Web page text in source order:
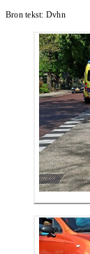
Bron tekst: Dvhn